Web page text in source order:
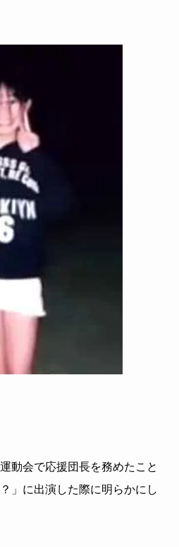
動会で応援団長を務めたこと
」に出演した際に明らかにし